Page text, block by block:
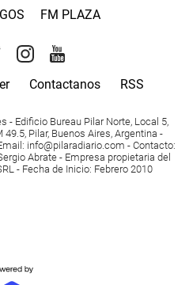
FM PLAZA
Contactanos RSS
- Edificio Bureau Pilar Norte, Local 5,
Pilar, Buenos Aires, Argentina -
: info@pilaradiario.com - Contacto:
Abrate - Empresa propietaria del
- Fecha de Inicio: Febrero 2010